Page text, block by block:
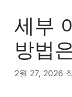
세부
방법
2월 27, 2026